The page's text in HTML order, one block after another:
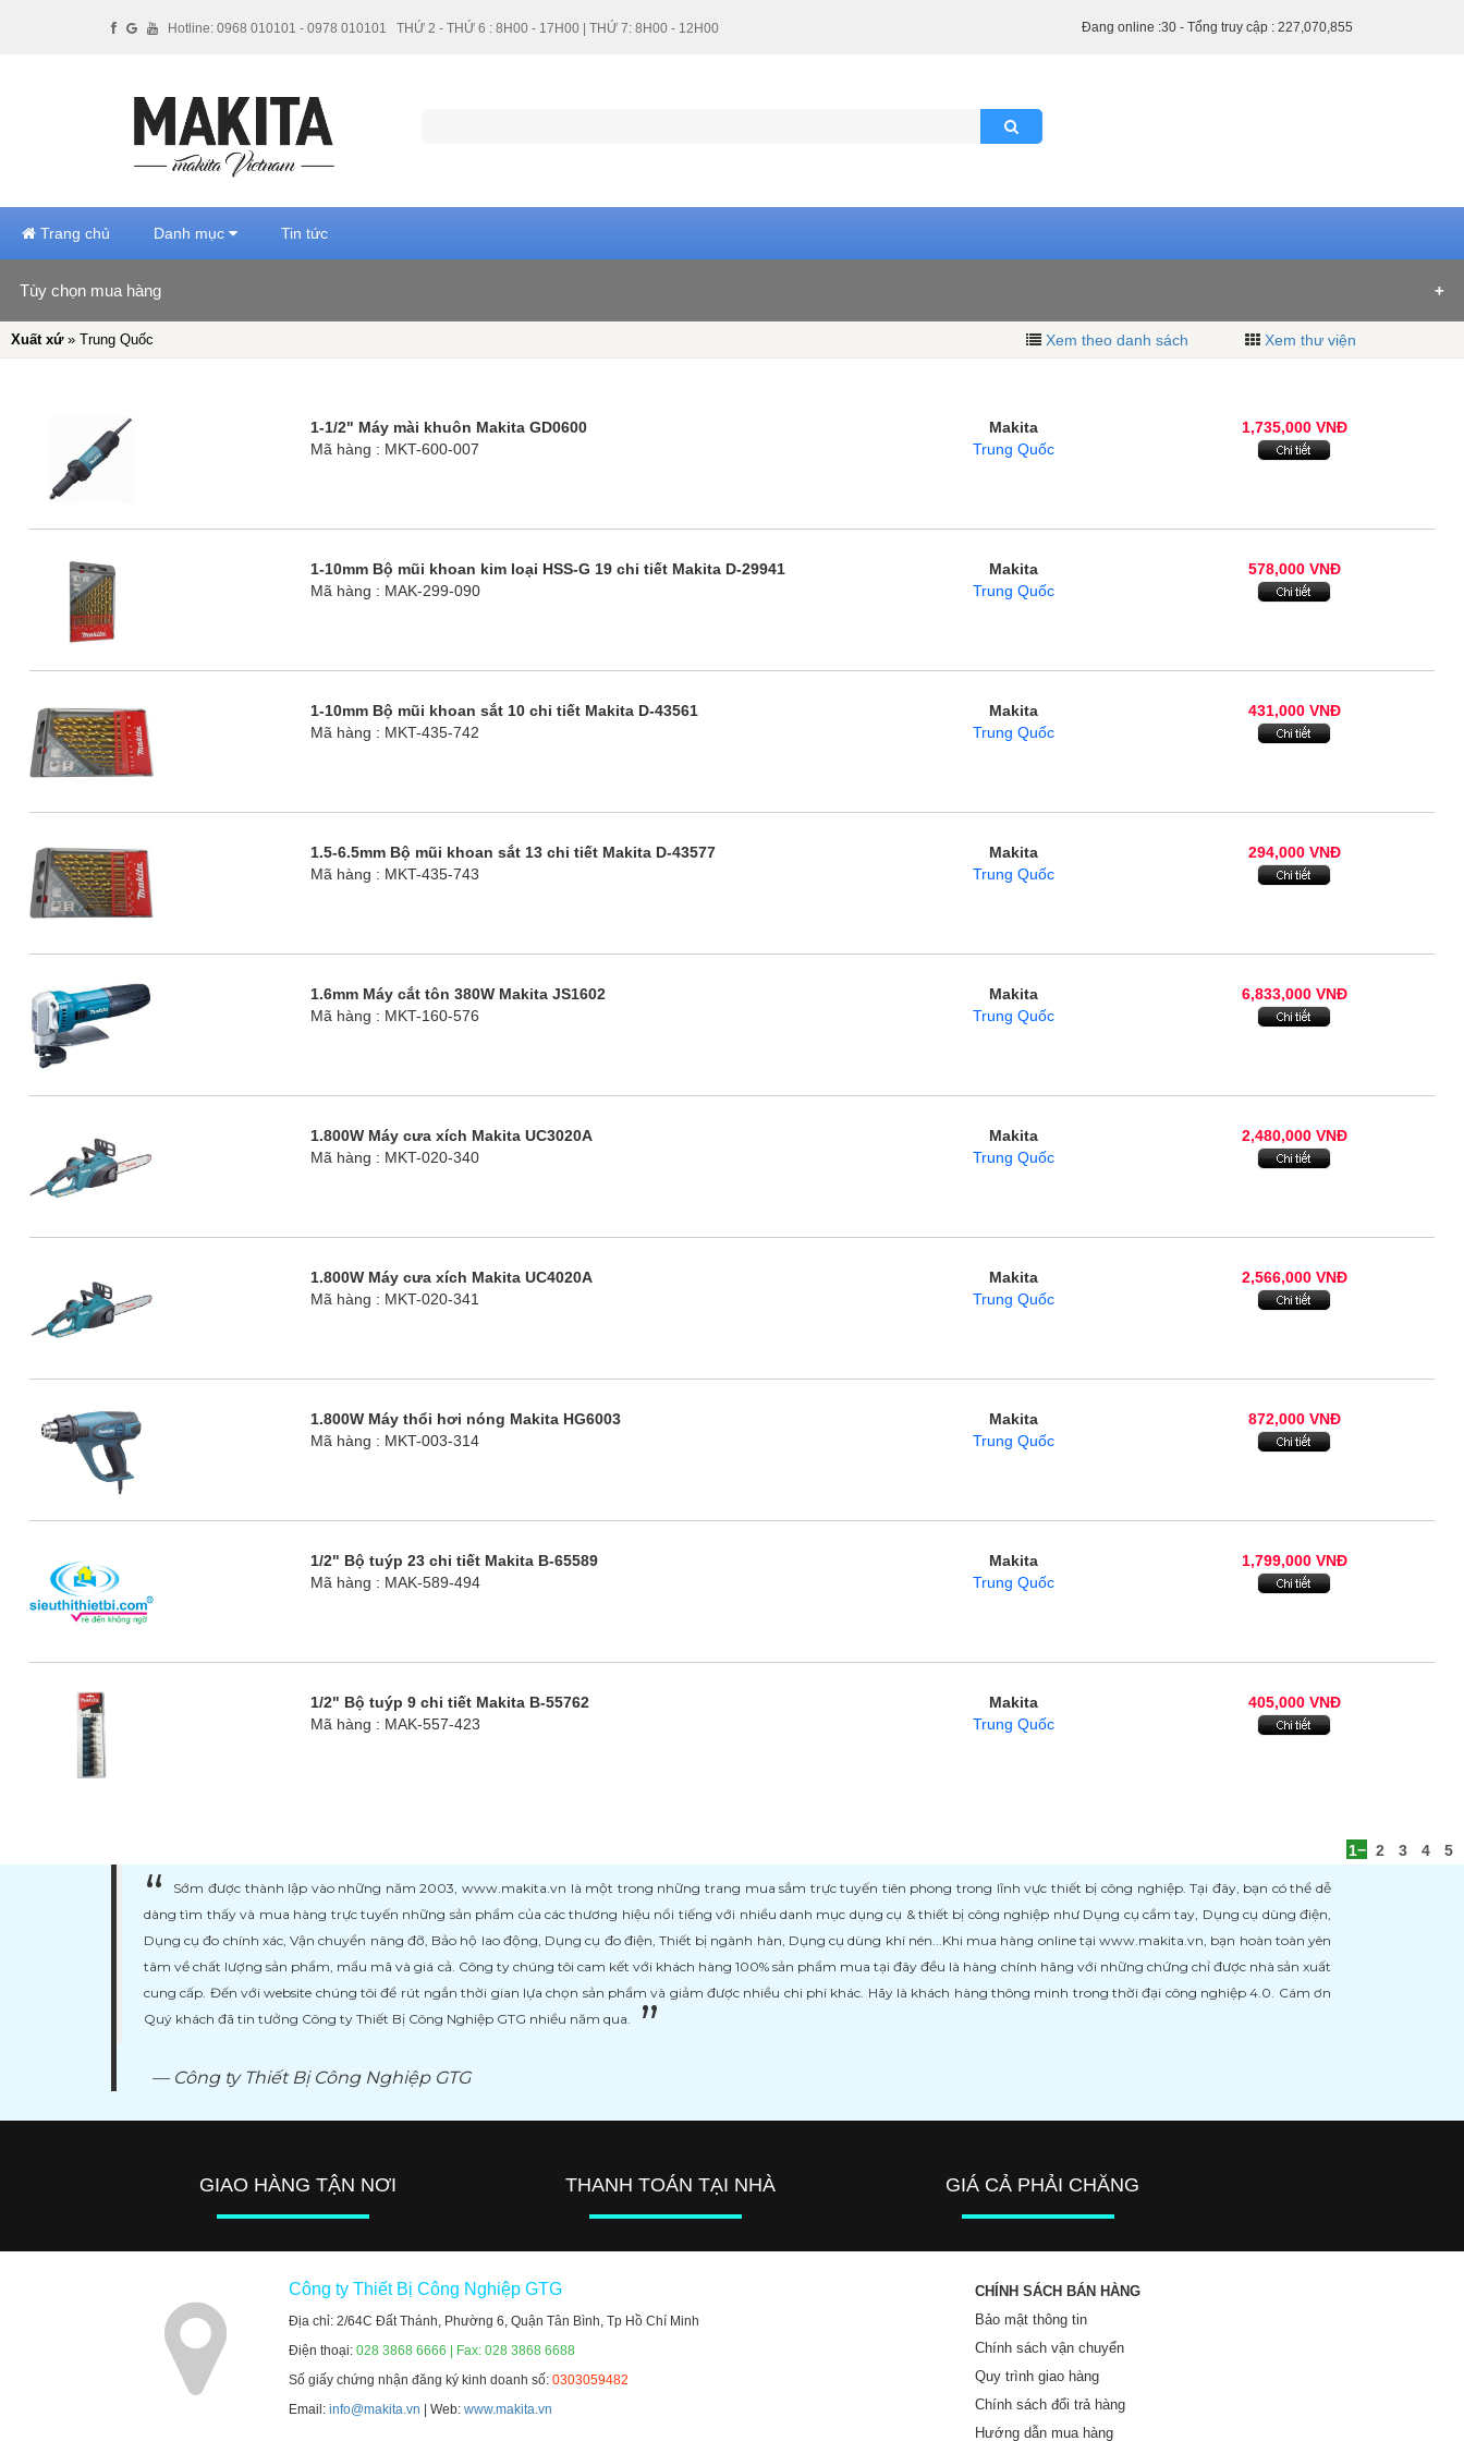
Trang chủ Danh mục Tin tức
Tùy chọn mua hàng
Hãng sản xuất
Xuất xứ» Trung Quốc Xem theo danh sách Xem thư viện
1-1/2" Máy mài khuôn Makita GD0600
Mã hàng : MKT-600-007
Makita
Trung Quốc
1,735,000 VNĐ
1-10mm Bộ mũi khoan kim loại HSS-G 19 chi tiết Makita D-29941
Mã hàng : MAK-299-090
Makita
Trung Quốc
578,000 VNĐ
1-10mm Bộ mũi khoan sắt 10 chi tiết Makita D-43561
Mã hàng : MKT-435-742
Makita
Trung Quốc
431,000 VNĐ
1.5-6.5mm Bộ mũi khoan sắt 13 chi tiết Makita D-43577
Mã hàng : MKT-435-743
Makita
Trung Quốc
294,000 VNĐ
1.6mm Máy cắt tôn 380W Makita JS1602
Mã hàng : MKT-160-576
Makita
Trung Quốc
6,833,000 VNĐ
1.800W Máy cưa xích Makita UC3020A
Mã hàng : MKT-020-340
Makita
Trung Quốc
2,480,000 VNĐ
1.800W Máy cưa xích Makita UC4020A
Mã hàng : MKT-020-341
Makita
Trung Quốc
2,566,000 VNĐ
1.800W Máy thổi hơi nóng Makita HG6003
Mã hàng : MKT-003-314
Makita
Trung Quốc
872,000 VNĐ
1/2" Bộ tuýp 23 chi tiết Makita B-65589
Mã hàng : MAK-589-494
Makita
Trung Quốc
1,799,000 VNĐ
1/2" Bộ tuýp 9 chi tiết Makita B-55762
Mã hàng : MAK-557-423
Makita
Trung Quốc
405,000 VNĐ
1 2 3 4 5
Sớm được thành lập vào những năm 2003, www.makita.vn là một trong những trang mua sắm trực tuyến tiên phong trong lĩnh vực thiết bị công nghiệp. Tại đây, bạn có thể dễ
dàng tìm thấy và mua hàng trực tuyến những sản phẩm của các thương hiệu nổi tiếng với nhiều danh mục dụng cụ & thiết bị công nghiệp như Dụng cụ cầm tay, Dụng cụ dùng điện,
Dụng cụ đo chính xác, Vận chuyển nâng đỡ, Bảo hộ lao động, Dụng cụ đo điện, Thiết bị ngành hàn, Dụng cụ dùng khí nén...Khi mua hàng online tại www.makita.vn, bạn hoàn toàn yên
tâm về chất lượng sản phẩm, mẩu mã và giá cả. Công ty chúng tôi cam kết với khách hàng 100% sản phẩm mua tại đây đều là hàng chính hãng với những chứng chỉ được nhà sản xuất
cung cấp. Đến với website chúng tôi để rút ngắn thời gian lựa chọn sản phẩm và giảm được nhiều chi phí khác. Hãy là khách hàng thông minh trong thời đại công nghiệp 4.0. Cám ơn
Quý khách đã tin tưởng Công ty Thiết Bị Công Nghiệp GTG nhiều năm qua.
Công ty Thiết Bị Công Nghiệp GTG
GIAO HÀNG TẬN NƠI THANH TOÁN TẠI NHÀ GIÁ CẢ PHẢI CHĂNG
Công ty Thiết Bị Công Nghiệp GTG
Địa chỉ: 2/64C Đất Thánh, Phường 6, Quận Tân Bình, Tp Hồ Chí Minh
Điện thoại:028 3868 6666 | Fax: 028 3868 6688
Số giấy chứng nhận đăng ký kinh doanh số:0303059482
Email:info@makita.vn | Web:www.makita.vn
CHÍNH SÁCH BÁN HÀNG
Bảo mật thông tin
Chính sách vận chuyển
Quy trình giao hàng
Chính sách đổi trả hàng
Hướng dẫn mua hàng
Hotline: 0968 010101 - 0978 010101 THỨ 2 - THỨ 6 : 8H00 - 17H00 | THỨ 7: 8H00 - 12H00 Đang online :30 - Tổng truy cập : 227,070,855